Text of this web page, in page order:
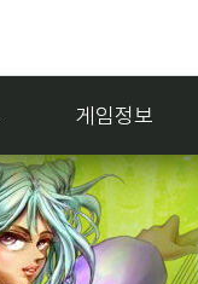
게임정보